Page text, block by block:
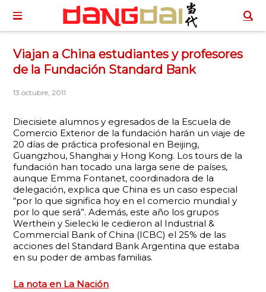
Viajan a China estudiantes y profesores
de la Fundación Standard Bank
13 octubre, 2011
Diecisiete alumnos y egresados de la Escuela de
Comercio Exterior de la fundación harán un viaje de
20 días de práctica profesional en Beijing,
Guangzhou, Shanghai y Hong Kong. Los tours de la
fundación han tocado una larga serie de países,
aunque Emma Fontanet, coordinadora de la
delegación, explica que China es un caso especial
“por lo que significa hoy en el comercio mundial y
por lo que será”. Además, este año los grupos
Werthein y Sielecki le cedieron al Industrial &
Commercial Bank of China (ICBC) el 25% de las
acciones del Standard Bank Argentina que estaba
en su poder de ambas familias.
La nota en La Nación